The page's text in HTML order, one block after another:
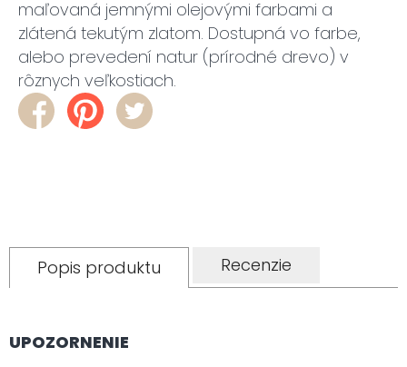
maľovaná jemnými olejovými farbami a
zlátená tekutým zlatom. Dostupná vo farbe,
alebo prevedení natur (prírodné drevo) v
rôznych veľkostiach.
Popis produktu Recenzie
UPOZORNENIE